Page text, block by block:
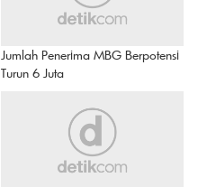
Jumlah Penerima MBG Berpotensi
Turun 6 Juta